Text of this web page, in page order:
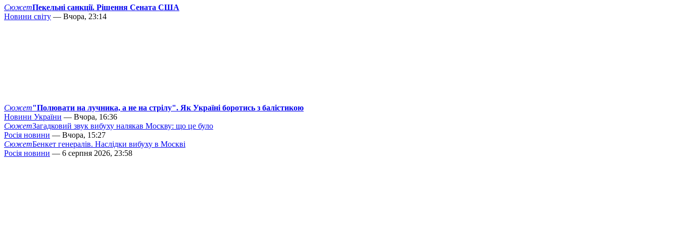
СюжетПекельні санкції. Рішення Сената США
Новини світу — Вчора, 23:14
Сюжет"Полювати на лучника, а не на стрілу". Як Україні боротись з балістикою
Новини України — Вчора, 16:36
СюжетЗагадковий звук вибуху налякав Москву: що це було
Росія новини — Вчора, 15:27
СюжетБенкет генералів. Наслідки вибуху в Москві
Росія новини — 6 серпня 2026, 23:58